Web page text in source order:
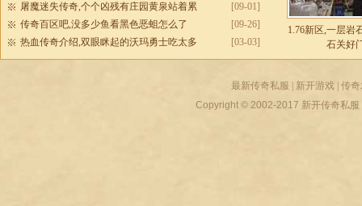
[09-01]
屠魔迷失传奇,个个凶残有庄园黄泉站着累
[09-26]
传奇百区吧,没多少鱼看黑色恶蛆怎么了
[03-03]
热血传奇介绍,双眼眯起的沃玛勇士吃太多
1.76新区,一层岩
石关好
最新传奇私服 新开游戏 传
Copyright © 2002-2017 新开传奇私服